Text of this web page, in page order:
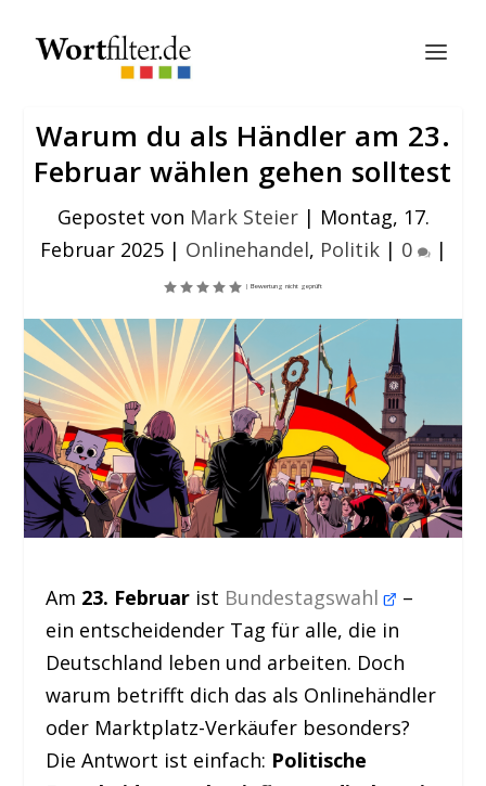
Warum du als Händler am 23.
Februar wählen gehen solltest
Gepostet von Mark Steier| Montag, 17.
Februar 2025| Onlinehandel, Politik| 0 |
Am 23. Februar ist Bundestagswahl
–
ein entscheidender Tag für alle, die in
Deutschland leben und arbeiten. Doch
warum betrifft dich das als Onlinehändler
oder Marktplatz-Verkäufer besonders?
Die Antwort ist einfach: Politische